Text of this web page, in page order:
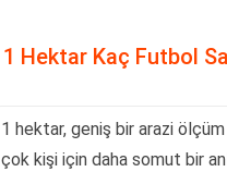
1 Hektar Kaç Futbol
1 hektar, geniş bir arazi
çok kişi için daha somut bir